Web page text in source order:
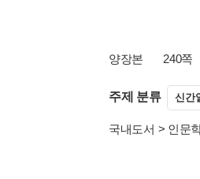
양장본 240쪽
주제 분류 신간
국내도서 > 인문